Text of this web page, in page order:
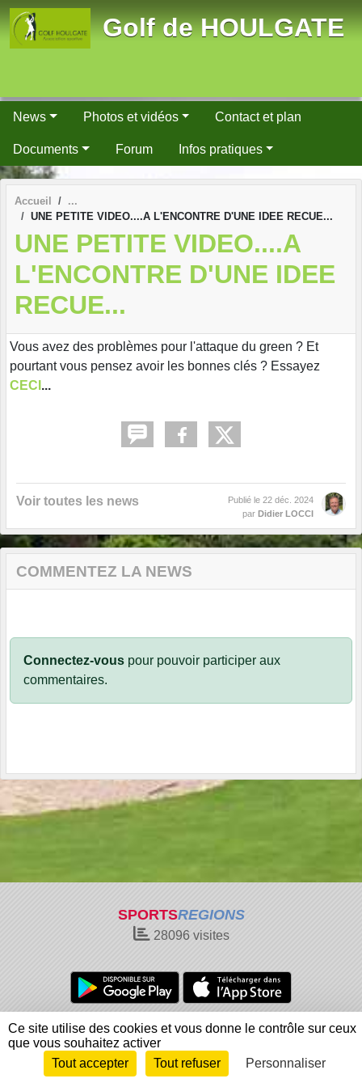
Golf de HOULGATE
News Photos et vidéos Contact et plan
Documents Forum Infos pratiques
Accueil
UNE PETITE VIDEO....A L'ENCONTRE D'UNE IDEE RECUE...
UNE PETITE VIDEO....A
L'ENCONTRE D'UNE IDEE
RECUE...
Vous avez des problèmes pour l'attaque du green ? Et
pourtant vous pensez avoir les bonnes clés ? Essayez
CECI ...
Voir toutes les news Publié le 22 déc. 2024
par Didier LOCCI
COMMENTEZ LA NEWS
Connectez-vous pour pouvoir participer aux
commentaires.
SPORTSREGIONS
28096visites
Charte cookies
Gestion des cookies
Informations légales
Signaler un contenu inapproprié
Envie de participer ?
Connexion
Panneau de gestion des cookies
Ce site utilise des cookies et vous donne le contrôle sur ceux
que vous souhaitez activer
Tout accepter
Tout refuser Personnaliser